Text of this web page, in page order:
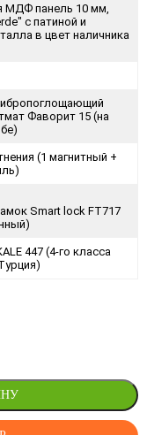
МДФ панель 10 мм,
с патиной и
в цвет наличника
Фаворит 15 (на
(1 магнитный +
Smart lock FT717
447 (4-го класса